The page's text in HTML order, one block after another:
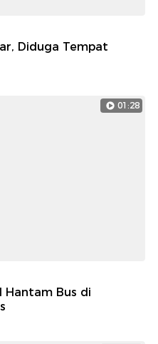
Diduga Tempat
01:28
Hantam Bus di